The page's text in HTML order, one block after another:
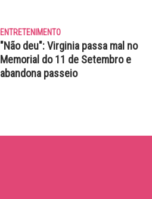
ENTRETENIMENTO
"Não deu": Virginia passa mal no
Memorial do 11 de Setembro e
abandona passeio